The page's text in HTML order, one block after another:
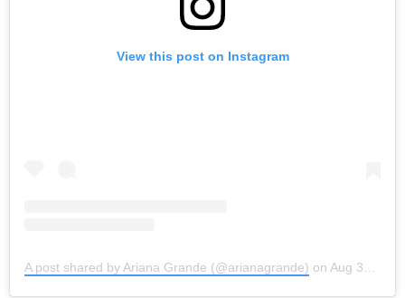
View this post on Instagram
A post shared by Ariana Grande (@arianagrande) on Aug 30, 2020 at 3:00pm PDT